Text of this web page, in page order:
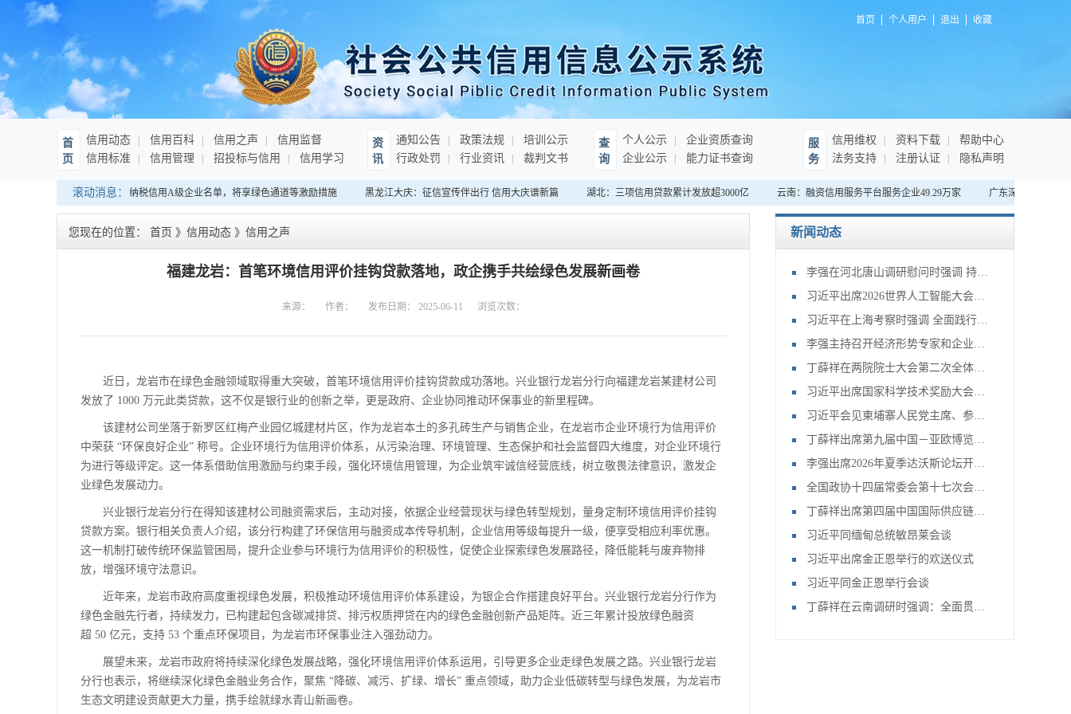
首页 个人用户 退出 收藏
首
页
信用动态 信用百科 信用之声
信用监督
信用标准
信用管理 招投标与信用 信用学习
资
讯
通知公告 政策法规
培训公示
行政处罚
行业资讯 裁判文书
查
询
个人公示
企业资质查询
企业公示
能力证书查询
服
务
信用维权 资料下载
帮助中心
法务支持
注册认证 隐私声明
滚动消息：
海南：发布连续10年纳税信用A级企业名单，将享绿色通道等激励措施 黑龙江大庆：征信宣传伴出行 信用大庆谱新篇 湖北：三项信用贷款累计发放超3000亿 云南：融资信用服务平台服务企业49.29万家 广东深圳：首家“无
新闻动态
李强在河北唐山调研慰问时强调 持续提升防灾减灾救灾能力 切实保障人民群众生命财产安全
习近平出席2026世界人工智能大会暨人工智能全球治理高级别会议开幕式并发表主旨讲话
习近平在上海考察时强调 全面践行人民城市理念 高质量推进城市更新
李强主持召开经济形势专家和企业家座谈会
丁薛祥在两院院士大会第二次全体会议上强调 全力抓好党中央关于科技事业各项部署的落实 加快推进高水平科技自立自强
习近平出席国家科学技术奖励大会两院院士大会中国科协第十一次全国代表大会并发表重要讲话
习近平会见柬埔寨人民党主席、参议院主席洪森
丁薛祥出席第九届中国－亚欧博览会开幕式并会见与会外国政要
李强出席2026年夏季达沃斯论坛开幕式并致辞
全国政协十四届常委会第十七次会议开幕
丁薛祥出席第四届中国国际供应链促进博览会开幕式并作主旨讲话
习近平同缅甸总统敏昂莱会谈
习近平出席金正恩举行的欢送仪式
习近平同金正恩举行会谈
丁薛祥在云南调研时强调：全面贯彻党的教育方针 深入推进基础教育高质量发展
您现在的位置： 首页 》 信用动态 》 信用之声
福建龙岩：首笔环境信用评价挂钩贷款落地，政企携手共绘绿色发展新画卷
来源： 作者： 发布日期： 2025-06-11 浏览次数：
近日，龙岩市在绿色金融领域取得重大突破，首笔环境信用评价挂钩贷款成功落地。兴业银行龙岩分行向福建龙岩某建材公司
发放了 1000 万元此类贷款，这不仅是银行业的创新之举，更是政府、企业协同推动环保事业的新里程碑。
该建材公司坐落于新罗区红梅产业园亿城建材片区，作为龙岩本土的多孔砖生产与销售企业，在龙岩市企业环境行为信用评价
中荣获 “环保良好企业” 称号。企业环境行为信用评价体系，从污染治理、环境管理、生态保护和社会监督四大维度，对企业环境行
为进行等级评定。这一体系借助信用激励与约束手段，强化环境信用管理，为企业筑牢诚信经营底线，树立敬畏法律意识，激发企
业绿色发展动力。
兴业银行龙岩分行在得知该建材公司融资需求后，主动对接，依据企业经营现状与绿色转型规划，量身定制环境信用评价挂钩
贷款方案。银行相关负责人介绍，该分行构建了环保信用与融资成本传导机制，企业信用等级每提升一级，便享受相应利率优惠。
这一机制打破传统环保监管困局，提升企业参与环境行为信用评价的积极性，促使企业探索绿色发展路径，降低能耗与废弃物排
放，增强环境守法意识。
近年来，龙岩市政府高度重视绿色发展，积极推动环境信用评价体系建设，为银企合作搭建良好平台。兴业银行龙岩分行作为
绿色金融先行者，持续发力，已构建起包含碳减排贷、排污权质押贷在内的绿色金融创新产品矩阵。近三年累计投放绿色融资
超 50 亿元，支持 53 个重点环保项目，为龙岩市环保事业注入强劲动力。
展望未来，龙岩市政府将持续深化绿色发展战略，强化环境信用评价体系运用，引导更多企业走绿色发展之路。兴业银行龙岩
分行也表示，将继续深化绿色金融业务合作，聚焦 “降碳、减污、扩绿、增长” 重点领域，助力企业低碳转型与绿色发展，为龙岩市
生态文明建设贡献更大力量，携手绘就绿水青山新画卷。